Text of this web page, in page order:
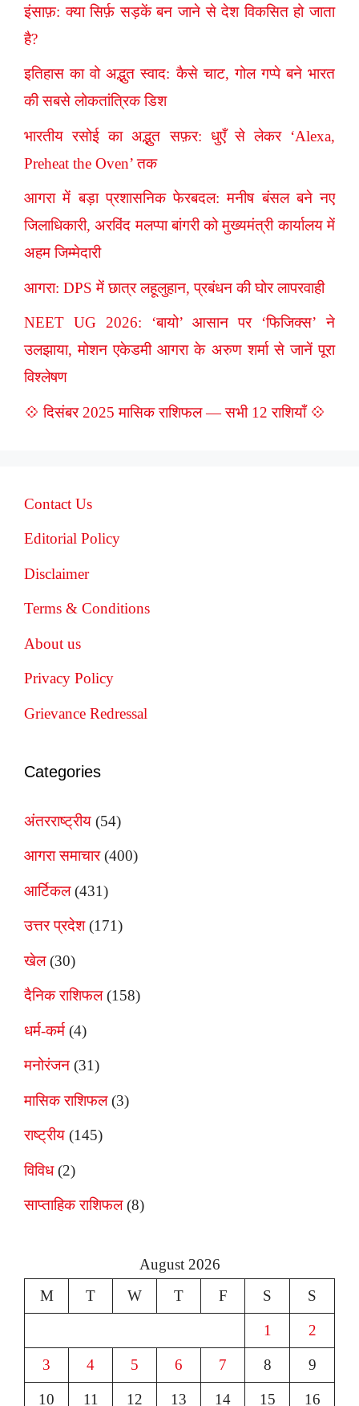
इंसाफ़: क्या सिर्फ़ सड़कें बन जाने से देश विकसित हो जाता
है?
इतिहास का वो अद्भुत स्वाद: कैसे चाट, गोल गप्पे बने भारत
की सबसे लोकतांत्रिक डिश
भारतीय रसोई का अद्भुत सफ़र: धुएँ से लेकर ‘Alexa,
Preheat the Oven’ तक
आगरा में बड़ा प्रशासनिक फेरबदल: मनीष बंसल बने नए
जिलाधिकारी, अरविंद मलप्पा बांगरी को मुख्यमंत्री कार्यालय में
अहम जिम्मेदारी
आगरा: DPS में छात्र लहूलुहान, प्रबंधन की घोर लापरवाही
NEET UG 2026: ‘बायो’ आसान पर ‘फिजिक्स’ ने
उलझाया, मोशन एकेडमी आगरा के अरुण शर्मा से जानें पूरा
विश्लेषण
💠 दिसंबर 2025 मासिक राशिफल — सभी 12 राशियाँ 💠
Contact Us
Editorial Policy
Disclaimer
Terms & Conditions
About us
Privacy Policy
Grievance Redressal
Categories
अंतरराष्ट्रीय (54)
आगरा समाचार(400)
आर्टिकल(431)
उत्तर प्रदेश(171)
खेल(30)
दैनिक राशिफल(158)
धर्म-कर्म (4)
मनोरंजन (31)
मासिक राशिफल(3)
राष्ट्रीय (145)
विविध(2)
साप्ताहिक राशिफल(8)
August 2026
M
T W T F S S
1 2
3 4 5 6 7 8 9
10 11 12 13 14 15 16